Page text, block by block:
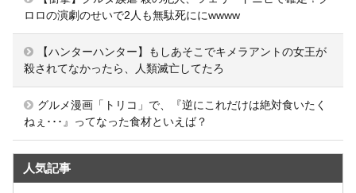
ロロの演劇のせいで2人も無駄死ににwwww
【ハンターハンター】もしあそこでキメラアントの女王が
殺されてなかったら、人類滅亡してたろ
グルメ漫画「トリコ」で、『逆にこれだけは絶対食いたく
ねぇ･･･』ってなった食材といえば？
人気記事